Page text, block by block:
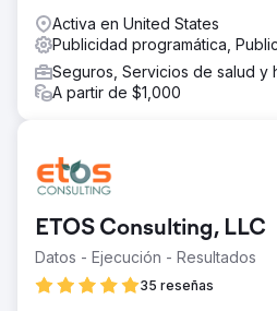
Activa en United States
Publicidad programática,
Seguros, Servicios de salud y
A partir de $1,000
ETOS Consulting, LLC
Datos - Ejecución - Resultados
35 reseñas